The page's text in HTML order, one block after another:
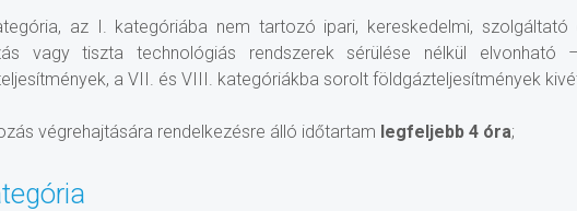
az I. kategóriába nem tartozó ipari, kereskedelmi,
vagy tiszta technológiás rendszerek sérülése nélkül elvonható
a VII. és VIII. kategóriákba sorolt földgázteljesítmények
végrehajtására rendelkezésre álló időtartam legfeljebb 4 óra;